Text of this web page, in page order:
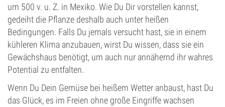
um 500 v. u. Z. in Mexiko. Wie Du Dir vorstellen kannst,
gedeiht die Pflanze deshalb auch unter heißen
Bedingungen. Falls Du jemals versucht hast, sie in einem
kühleren Klima anzubauen, wirst Du wissen, dass sie ein
Gewächshaus benötigt, um auch nur annähernd ihr wahres
Potential zu entfalten.
Wenn Du Dein Gemüse bei heißem Wetter anbaust, hast Du
das Glück, es im Freien ohne große Eingriffe wachsen